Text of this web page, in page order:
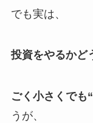
でも実は、
投資をやるかど
ごく小さくでも
うが、